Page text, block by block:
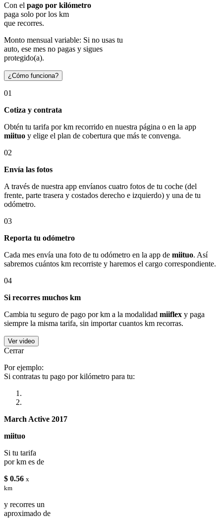
Con el pago por kilómetro
paga solo por los km
que recorres.
Monto mensual variable: Si no usas tu
auto, ese mes no pagas y sigues
protegido(a).
¿Cómo funciona?
01
Cotiza y contrata
Obtén tu tarifa por km recorrido en nuestra página o en la app
miituo y elige el plan de cobertura que más te convenga.
02
Envía las fotos
A través de nuestra app envíanos cuatro fotos de tu coche (del
frente, parte trasera y costados derecho e izquierdo) y una de tu
odómetro.
03
Reporta tu odómetro
Cada mes envía una foto de tu odómetro en la app de miituo. Así
sabremos cuántos km recorriste y haremos el cargo correspondiente.
04
Si recorres muchos km
Cambia tu seguro de pago por km a la modalidad miiflex y paga
siempre la misma tarifa, sin importar cuantos km recorras.
Ver video
Cerrar
Por ejemplo:
Si contratas tu pago por kilómetro para tu:
March Active 2017
miituo
Si tu tarifa
por km es de
$ 0.56 x
km
y recorres un
aproximado de